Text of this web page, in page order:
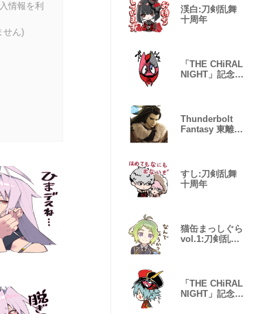
情報を利
せん)
渓白:刀剣乱舞
十周年
「THE CHiRAL
NIGHT」記念ス
Thunderbolt
Fantasy 東離劍
すし:刀剣乱舞
十周年
猫缶まっしぐら
vol.1:刀剣乱舞
「THE CHiRAL
NIGHT」記念ス